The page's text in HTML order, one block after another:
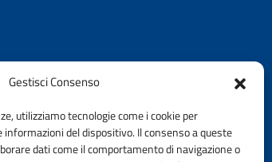
Gestisci Consenso
utilizziamo tecnologie come i cookie per
informazioni del dispositivo. Il consenso a queste
dati come il comportamento di navigazione o